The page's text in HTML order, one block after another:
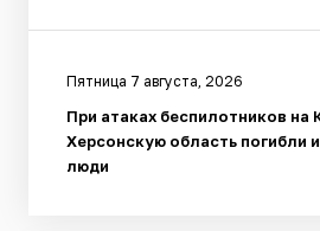
Пятница 7 августа, 2026
При атаках беспилотников на
Херсонскую область погибли
люди